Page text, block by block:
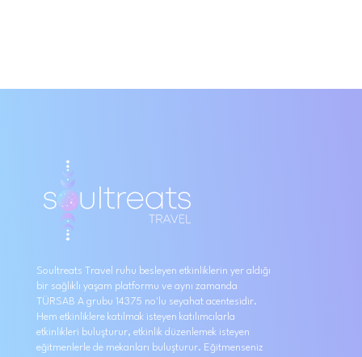
Soultreats Travel ruhu besleyen etkinliklerin yer aldığı
bir sağlıklı yaşam platformu ve aynı zamanda
TÜRSAB A grubu 14375 no'lu seyahat acentesidir.
Hem etkinliklere katılmak isteyen katılımcılarla
etkinlikleri buluşturur, etkinlik düzenlemek isteyen
eğitmenlerle de mekanları buluşturur. Eğitmenseniz